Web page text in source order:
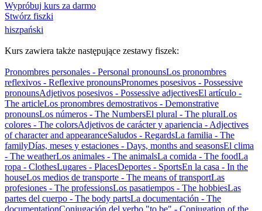
Wypróbuj kurs za darmo
Stwórz fiszki
hiszpański
Kurs zawiera także następujące zestawy fiszek:
Pronombres personales - Personal pronounsLos pronombres
reflexivos - Reflexive pronounsPronomes posesivos - Possessive
pronounsAdjetivos posesivos - Possessive adjectivesEl artículo -
The articleLos pronombres demostrativos - Demonstrative
pronounsLos números - The NumbersEl plural - The pluralLos
colores - The colorsAdjetivos de carácter y apariencia - Adjectives
of character and appearanceSaludos - RegardsLa familia - The
familyDías, meses y estaciones - Days, months and seasonsEl clima
- The weatherLos animales - The animalsLa comida - The foodLa
ropa - ClothesLugares - PlacesDeportes - SportsEn la casa - In the
houseLos medios de transporte - The means of transportLas
profesiones - The professionsLos pasatiempos - The hobbiesLas
partes del cuerpo - The body partsLa documentación - The
documentationConjugación del verbo "to be" - Conjugation of the